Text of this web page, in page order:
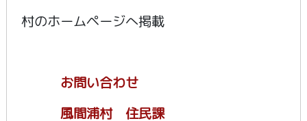
村のホームページへ掲載
お問い合わせ
風間浦村 住民課